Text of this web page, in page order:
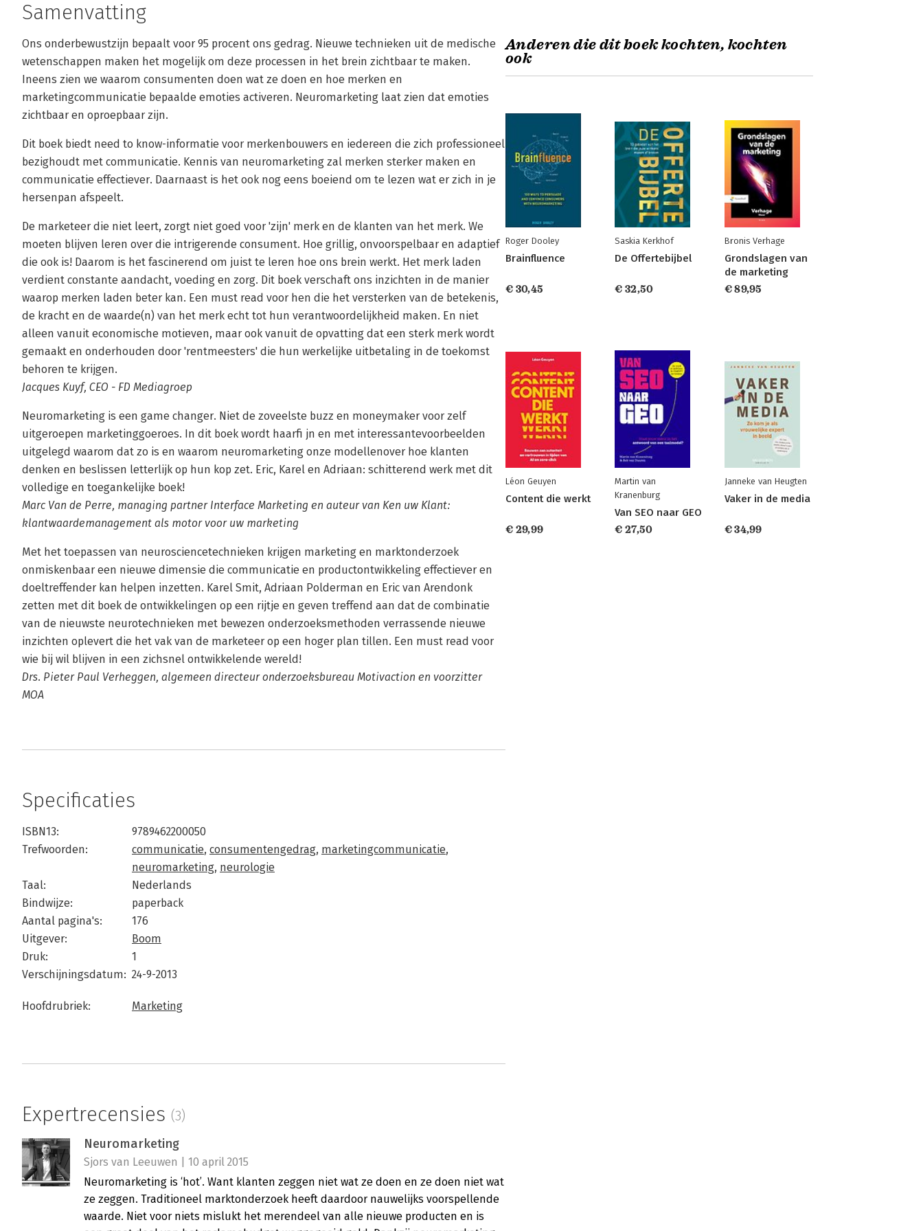
Samenvatting
Ons onderbewustzijn bepaalt voor 95 procent ons gedrag. Nieuwe technieken uit de medische
wetenschappen maken het mogelijk om deze processen in het brein zichtbaar te maken.
Ineens zien we waarom consumenten doen wat ze doen en hoe merken en
marketingcommunicatie bepaalde emoties activeren. Neuromarketing laat zien dat emoties
zichtbaar en oproepbaar zijn.
Dit boek biedt need to know-informatie voor merkenbouwers en iedereen die zich professioneel
bezighoudt met communicatie. Kennis van neuromarketing zal merken sterker maken en
communicatie effectiever. Daarnaast is het ook nog eens boeiend om te lezen wat er zich in je
hersenpan afspeelt.
De marketeer die niet leert, zorgt niet goed voor 'zijn' merk en de klanten van het merk. We
moeten blijven leren over die intrigerende consument. Hoe grillig, onvoorspelbaar en adaptief
die ook is! Daarom is het fascinerend om juist te leren hoe ons brein werkt. Het merk laden
verdient constante aandacht, voeding en zorg. Dit boek verschaft ons inzichten in de manier
waarop merken laden beter kan. Een must read voor hen die het versterken van de betekenis,
de kracht en de waarde(n) van het merk echt tot hun verantwoordelijkheid maken. En niet
alleen vanuit economische motieven, maar ook vanuit de opvatting dat een sterk merk wordt
gemaakt en onderhouden door 'rentmeesters' die hun werkelijke uitbetaling in de toekomst
behoren te krijgen.
Jacques Kuyf, CEO - FD Mediagroep
Neuromarketing is een game changer. Niet de zoveelste buzz en moneymaker voor zelf
uitgeroepen marketinggoeroes. In dit boek wordt haarfi jn en met interessantevoorbeelden
uitgelegd waarom dat zo is en waarom neuromarketing onze modellenover hoe klanten
denken en beslissen letterlijk op hun kop zet. Eric, Karel en Adriaan: schitterend werk met dit
volledige en toegankelijke boek!
Marc Van de Perre, managing partner Interface Marketing en auteur van Ken uw Klant:
klantwaardemanagement als motor voor uw marketing
Met het toepassen van neurosciencetechnieken krijgen marketing en marktonderzoek
onmiskenbaar een nieuwe dimensie die communicatie en productontwikkeling effectiever en
doeltreffender kan helpen inzetten. Karel Smit, Adriaan Polderman en Eric van Arendonk
zetten met dit boek de ontwikkelingen op een rijtje en geven treffend aan dat de combinatie
van de nieuwste neurotechnieken met bewezen onderzoeksmethoden verrassende nieuwe
inzichten oplevert die het vak van de marketeer op een hoger plan tillen. Een must read voor
wie bij wil blijven in een zichsnel ontwikkelende wereld!
Drs. Pieter Paul Verheggen, algemeen directeur onderzoeksbureau Motivaction en voorzitter
MOA
Specificaties
ISBN13:
9789462200050
Trefwoorden:
communicatie, consumentengedrag, marketingcommunicatie,
neuromarketing, neurologie
Taal:
Nederlands
Bindwijze:
paperback
Aantal pagina's:
176
Uitgever:
Boom
Druk:
1
Verschijningsdatum: 24-9-2013
Hoofdrubriek: Marketing
Expertrecensies (3)
Neuromarketing
Sjors van Leeuwen | 10 april 2015
Neuromarketing is ‘hot’. Want klanten zeggen niet wat ze doen en ze doen niet wat
ze zeggen. Traditioneel marktonderzoek heeft daardoor nauwelijks voorspellende
waarde. Niet voor niets mislukt het merendeel van alle nieuwe producten en is
Anderen die dit boek kochten, kochten
ook
Roger Dooley
Brainfluence
€ 30,45
Saskia Kerkhof
De Offertebijbel
€ 32,50
Bronis Verhage
Grondslagen van
de marketing
€ 89,95
Léon Geuyen
Content die werkt
€ 29,99
Martin van
Kranenburg
Van SEO naar GEO
€ 27,50
Janneke van Heugten
Vaker in de media
€ 34,99